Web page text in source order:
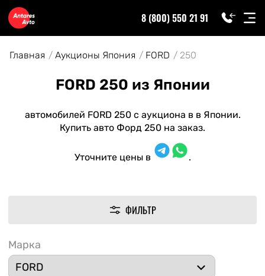
8 (800) 550 21 91
Главная Аукционы Япония FORD 250
FORD 250 из Японии
автомобилей FORD 250 с аукциона в в Японии.
Купить авто Форд 250 на заказ.
Уточните цены в .
ФИЛЬТР
Марка